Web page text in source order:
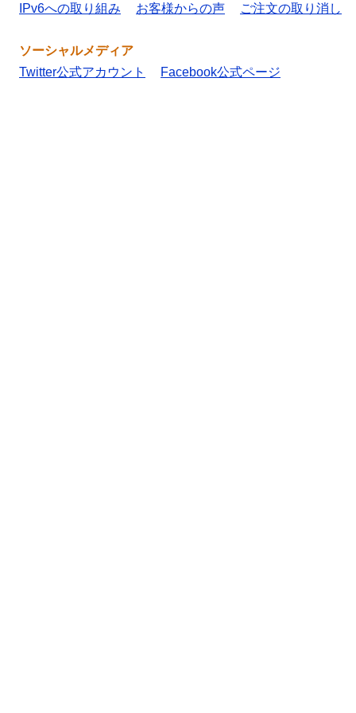
IPv6への取り組み お客様からの声 ご注文の取り消し
ソーシャルメディア
Twitter公式アカウント
Facebook公式ページ